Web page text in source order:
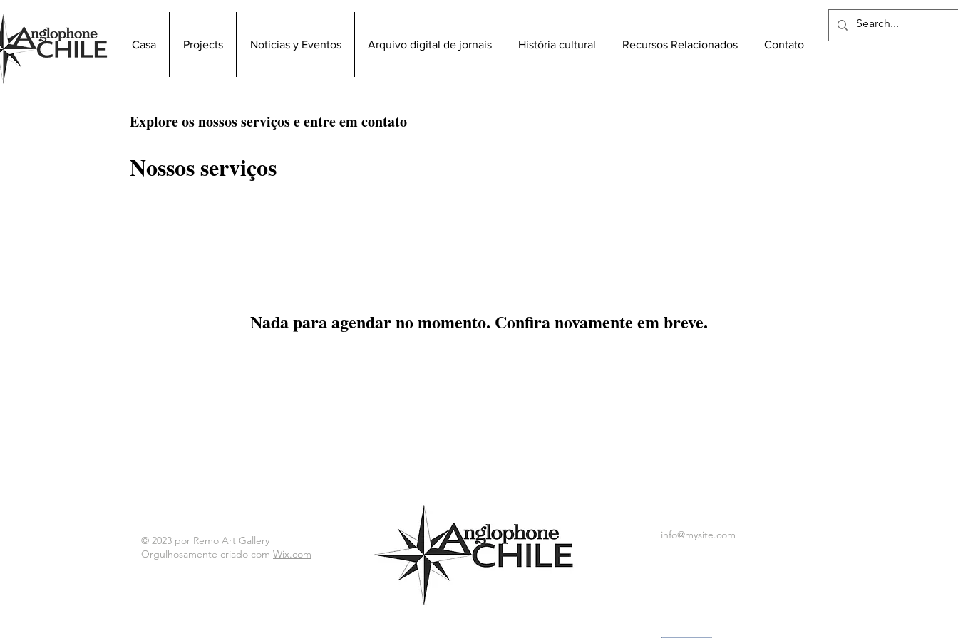
Casa Projects Noticias y Eventos Arquivo digital de jornais História cultural Recursos Relacionados Contato
Explore os nossos serviços e entre em contato
Nossos serviços
Nada para agendar no momento. Confira novamente em breve.
© 2023 por Remo Art Gallery
Orgulhosamente criado com Wix.com
info@mysite.com